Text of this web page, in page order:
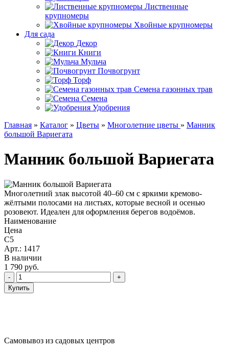
Лиственные
крупномеры
Хвойные крупномеры
Для сада
Декор
Книги
Мульча
Почвогрунт
Торф
Семена газонных трав
Семена
Удобрения
Главная » Каталог » Цветы » Многолетние цветы » Манник
большой Вариегата
Манник большой Вариегата
Многолетний злак высотой 40–60 см с яркими кремово-
жёлтыми полосами на листьях, которые весной и осенью
розовеют. Идеален для оформления берегов водоёмов.
Наименование
Цена
С5
Арт.: 1417
В наличии
1 790 руб.
Самовывоз из садовых центров